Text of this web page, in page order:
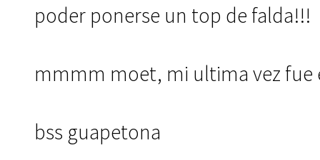
poder ponerse un top de falda!!!
mmmm moet, mi ultima vez fue
bss guapetona